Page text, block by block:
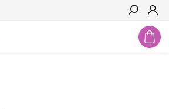
Hľadať